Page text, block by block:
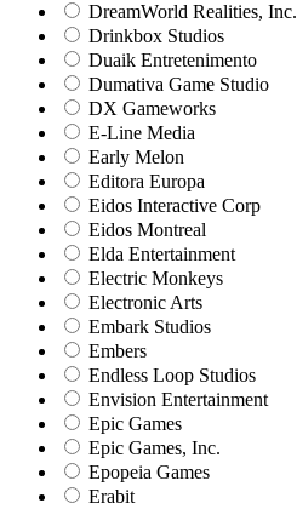
DreamWorld Realities, Inc.
Drinkbox Studios
Duaik Entretenimento
Dumativa Game Studio
DX Gameworks
E-Line Media
Early Melon
Editora Europa
Eidos Interactive Corp
Eidos Montreal
Elda Entertainment
Electric Monkeys
Electronic Arts
Embark Studios
Embers
Endless Loop Studios
Envision Entertainment
Epic Games
Epic Games, Inc.
Epopeia Games
Erabit